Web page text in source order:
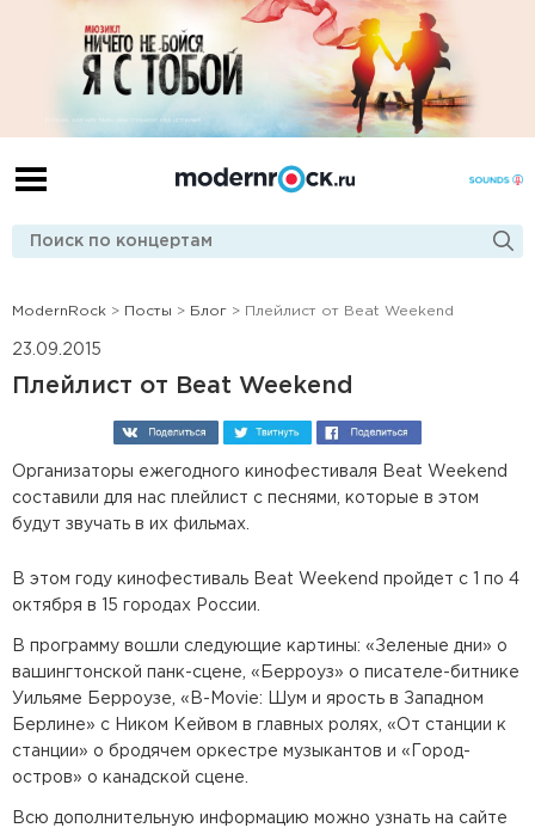
ModernRock > Посты > Блог > Плейлист от Beat Weekend
23.09.2015
Плейлист от Beat Weekend
Организаторы ежегодного кинофестиваля Beat Weekend
составили для нас плейлист с песнями, которые в этом
будут звучать в их фильмах.
В этом году кинофестиваль Beat Weekend пройдет с 1 по 4
октября в 15 городах России.
В программу вошли следующие картины: «Зеленые дни» о
вашингтонской панк-сцене, «Берроуз» о писателе-битнике
Уильяме Берроузе, «B-Movie: Шум и ярость в Западном
Берлине» с Ником Кейвом в главных ролях, «От станции к
станции» о бродячем оркестре музыкантов и «Город-
остров» о канадской сцене.
Всю дополнительную информацию можно узнать на сайте